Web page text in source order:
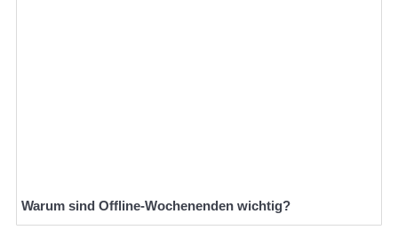
Warum sind Offline-Wochenenden wichtig?